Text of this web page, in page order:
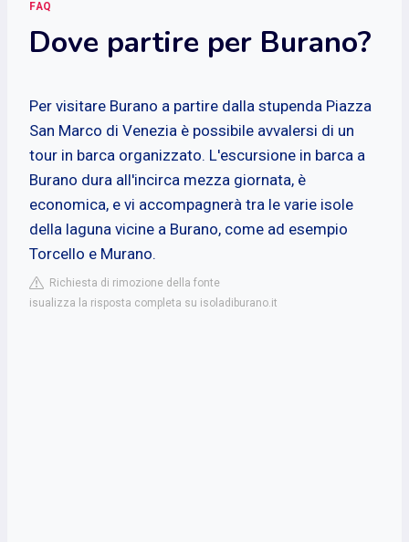
FAQ
Dove partire per Burano?
Per visitare Burano a partire dalla stupenda Piazza
San Marco di Venezia è possibile avvalersi di un
tour in barca organizzato. L'escursione in barca a
Burano dura all'incirca mezza giornata, è
economica, e vi accompagnerà tra le varie isole
della laguna vicine a Burano, come ad esempio
Torcello e Murano.
Richiesta di rimozione della fonte
isualizza la risposta completa su isoladiburano.it